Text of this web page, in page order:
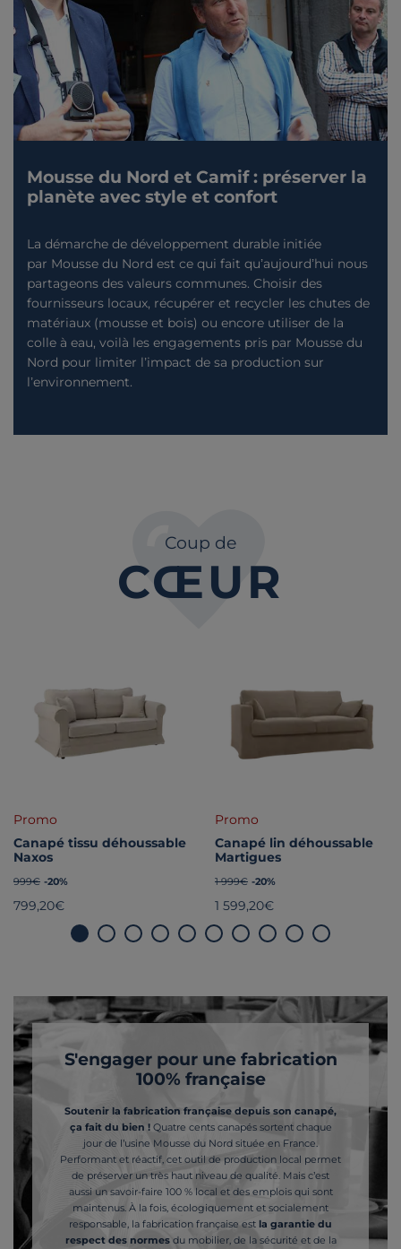
Mousse du Nord et Camif : préserver la
planète avec style et confort
La démarche de développement durable initiée
par Mousse du Nord est ce qui fait qu’aujourd’hui nous
partageons des valeurs communes. Choisir des
fournisseurs locaux, récupérer et recycler les chutes de
matériaux (mousse et bois) ou encore utiliser de la
colle à eau, voilà les engagements pris par Mousse du
Nord pour limiter l’impact de sa production sur
l’environnement.
Coup de
CŒUR
Promo
Canapé tissu déhoussable
Naxos
999€ -20%
799,20€
Promo
Canapé lin déhoussable
Martigues
1 999€ -20%
1 599,20€
S'engager pour une fabrication
100% française
Soutenir la fabrication française depuis son canapé,
ça fait du bien !Quatre cents canapés sortent chaque
jour de l’usine Mousse du Nord située en France.
Performant et réactif, cet outil de production local permet
de préserver un très haut niveau de qualité. Mais c’est
aussi un savoir-faire 100 % local et des emplois qui sont
maintenus. À la fois, écologiquement et socialement
responsable, la fabrication française est la garantie du
respect des normesdu mobilier, de la sécurité et de la